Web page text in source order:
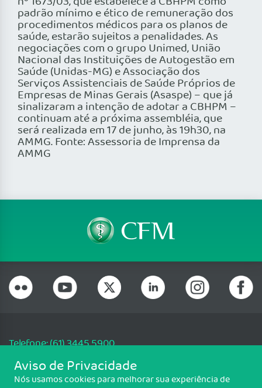
padrão mínimo e ético de remuneração dos
procedimentos médicos para os planos de
saúde, estarão sujeitos a penalidades. As
negociações com o grupo Unimed, União
Nacional das Instituições de Autogestão em
Saúde (Unidas-MG) e Associação dos
Serviços Assistenciais de Saúde Próprios de
Empresas de Minas Gerais (Asaspe) – que já
sinalizaram a intenção de adotar a CBHPM –
continuam até a próxima assembléia, que
será realizada em 17 de junho, às 19h30, na
AMMG. Fonte: Assessoria de Imprensa da
AMMG
Telefone: (61) 3445 5900
Email: cfm@portalmedico.org.br
SGAS 616, Conjunto D, Lote 115, L2 Sul, Brasília/DF - CEP: 70200-760 -
Aviso de Privacidade
Nós usamos cookies para melhorar sua experiência de